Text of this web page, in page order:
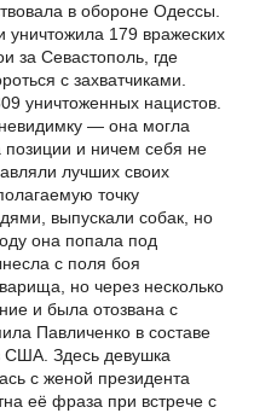
в обороне Одессы.
179 вражеских
за Севастополь, где
с захватчиками.
уничтоженных нацистов.
— она могла
и ничем себя не
лучших своих
точку
выпускали собак, но
она попала под
с поля боя
но через несколько
и была отозвана с
Павличенко в составе
США. Здесь девушка
с женой президента
её фраза при встрече с